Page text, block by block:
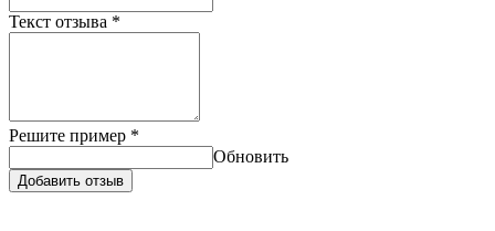
Текст отзыва *
Решите пример *
Обновить
Добавить отзыв